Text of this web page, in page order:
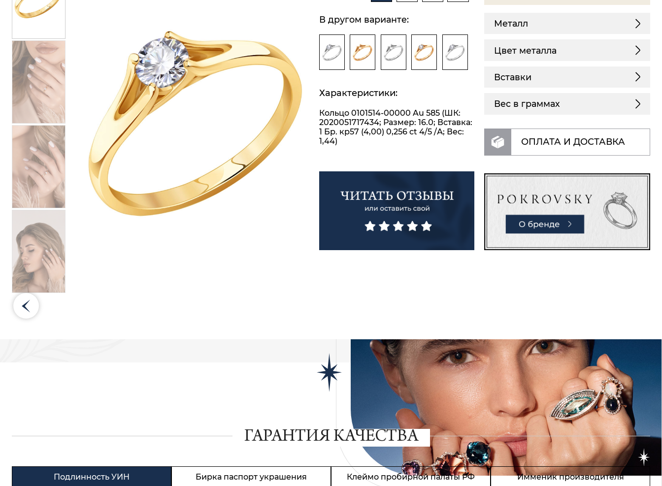
В другом варианте:
Характеристики:
Кольцо 0101514-00000 Au 585 (ШК:
2020051717434; Размер: 16.0; Вставка:
1 Бр. кр57 (4,00) 0,256 ct 4/5 /А; Вес:
1,44)
Металл
Цвет металла
Вставки
Вес в граммах
ОПЛАТА И ДОСТАВКА
ГАРАНТИЯ КАЧЕСТВА
Подлинность УИН Бирка паспорт украшения Клеймо пробирной палаты РФ Имменик производителя